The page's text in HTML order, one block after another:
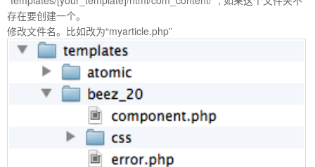
存在要创建一个。
修改文件名。比如改为“myarticle.php”